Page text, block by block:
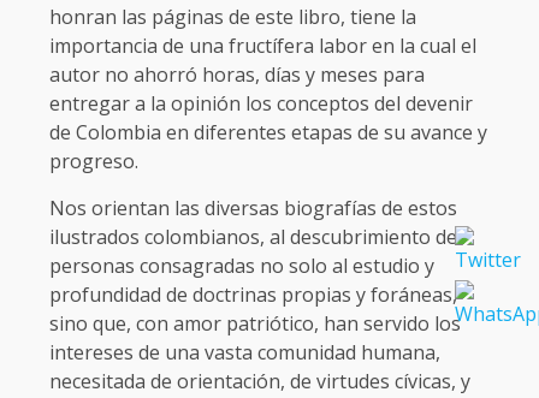
honran las páginas de este libro, tiene la
importancia de una fructífera labor en la cual el
autor no ahorró horas, días y meses para
entregar a la opinión los conceptos del devenir
de Colombia en diferentes etapas de su avance y
progreso.
Nos orientan las diversas biografías de estos
ilustrados colombianos, al descubrimiento de
personas consagradas no solo al estudio y
profundidad de doctrinas propias y foráneas,
sino que, con amor patriótico, han servido los
intereses de una vasta comunidad humana,
necesitada de orientación, de virtudes cívicas, y